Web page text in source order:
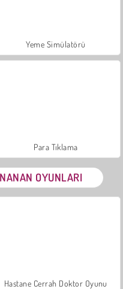
Yeme Simülatörü
Para Tıklama
OYUNLARI
Hastane Cerrah Doktor Oyunu